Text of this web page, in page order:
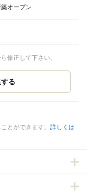
オープン
修正して下さい。
とができます。 詳しくは